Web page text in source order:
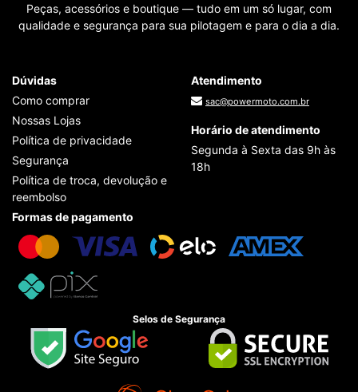
Peças, acessórios e boutique — tudo em um só lugar, com
qualidade e segurança para sua pilotagem e para o dia a dia.
Dúvidas
Como comprar
Nossas Lojas
Política de privacidade
Segurança
Política de troca, devolução e
reembolso
Atendimento
sac@powermoto.com.br
Horário de atendimento
Segunda à Sexta das 9h às
18h
Formas de pagamento
Selos de Segurança